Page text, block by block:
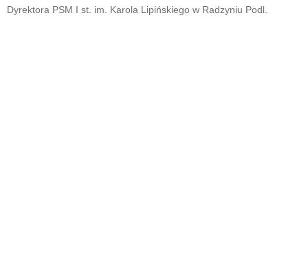
Dyrektora PSM I st. im. Karola Lipińskiego w Radzyniu Podl.